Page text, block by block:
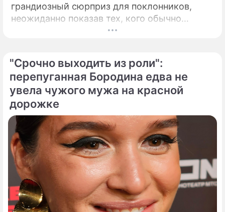
грандиозный сюрприз для поклонников,
неожиданно показав тех, кого обычно
тщательно скрывает от посторонних глаз.
каникулами, щедро делясь с публикой
яркими моментами своего роскошного
отпуска.
"Срочно выходить из роли":
перепуганная Бородина едва не
увела чужого мужа на красной
дорожке